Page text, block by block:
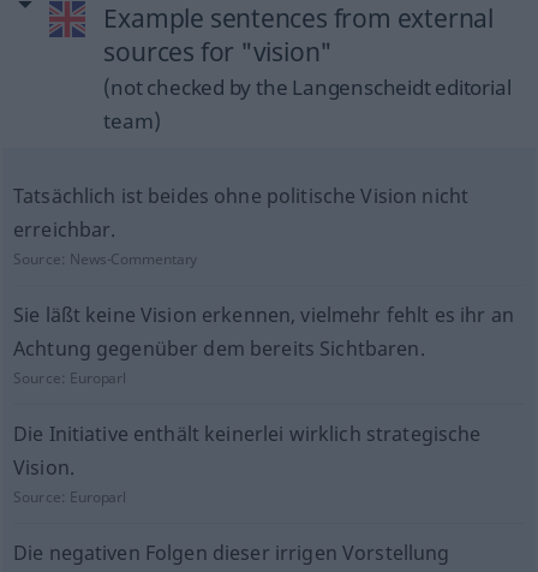
Example sentences from external
sources for "vision"
(not checked by the Langenscheidt editorial
team)
Tatsächlich ist beides ohne politische Vision nicht
erreichbar.
Source: News-Commentary
Sie läßt keine Vision erkennen, vielmehr fehlt es ihr an
Achtung gegenüber dem bereits Sichtbaren.
Source: Europarl
Die Initiative enthält keinerlei wirklich strategische
Vision.
Source: Europarl
Die negativen Folgen dieser irrigen Vorstellung